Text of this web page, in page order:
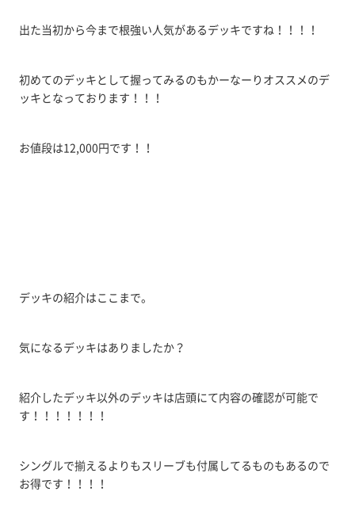
出た当初から今まで根強い人気があるデッキですね！！！！
初めてのデッキとして握ってみるのもかーなーりオススメのデ
ッキとなっております！！！
お値段は12,000円です！！
デッキの紹介はここまで。
気になるデッキはありましたか？
紹介したデッキ以外のデッキは店頭にて内容の確認が可能で
す！！！！！！！
シングルで揃えるよりもスリーブも付属してるものもあるので
お得です！！！！